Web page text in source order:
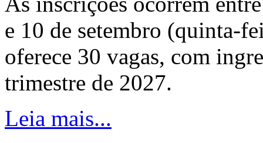
e 10 de setembro (quinta-
oferece 30 vagas, com
trimestre de 2027.
Leia mais...